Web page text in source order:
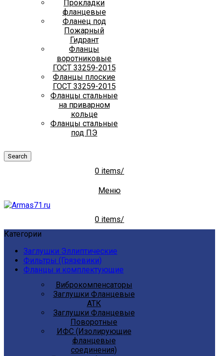
Прокладки
фланцевые
Фланец под
Пожарный
Гидрант
Фланцы
воротниковые
ГОСТ 33259-2015
Фланцы плоские
ГОСТ 33259-2015
Фланцы стальные
на приварном
кольце
Фланцы стальные
под ПЭ
Search
0 items/
Меню
0 items/
Категории
Заглушки Эллиптические
Фильтры (Грязевики)
Фланцы и комплектующие
Виброкомпенсаторы
Заглушки Фланцевые
АТК
Заглушки Фланцевые
Поворотные
ИФС (Изолирующие
фланцевые
соединения)